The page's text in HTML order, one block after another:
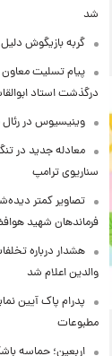
شد
گربه بازیگوش
پیام تسلیت معاون
درگذشت استاد
وینیسیوس در
معادله جدید در
سناریوی ترامپ
تصاویر کمتر
فرماندهان شهید
هشدار درباره
والدین اعلام شد
پدرام پاک آیین
مطبوعات
اربعین؛ حماسه